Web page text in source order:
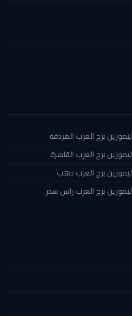
ليموزين برج العرب الغردقة
ليموزين برج العرب القاهرة
ليموزين برج العرب دهب
ليموزين برج العرب راس سدر